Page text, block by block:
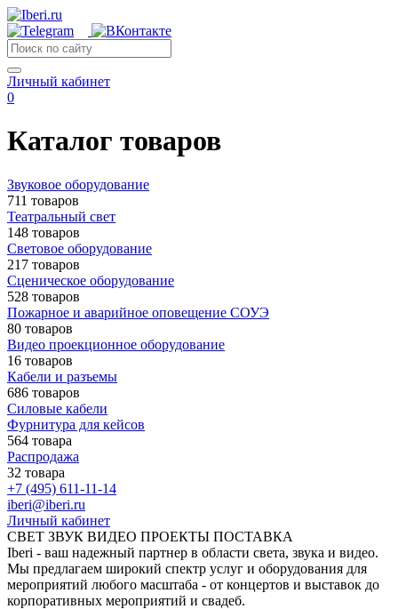
Личный кабинет
0
Каталог товаров
Звуковое оборудование
711 товаров
Театральный свет
148 товаров
Световое оборудование
217 товаров
Сценическое оборудование
528 товаров
Пожарное и аварийное оповещение СОУЭ
80 товаров
Видео проекционное оборудование
16 товаров
Кабели и разъемы
686 товаров
Силовые кабели
Фурнитура для кейсов
564 товара
Распродажа
32 товара
+7 (495) 611-11-14
iberi@iberi.ru
Личный кабинет
СВЕТ ЗВУК ВИДЕО ПРОЕКТЫ ПОСТАВКА
Iberi - ваш надежный партнер в области света, звука и видео.
Мы предлагаем широкий спектр услуг и оборудования для
мероприятий любого масштаба - от концертов и выставок до
корпоративных мероприятий и свадеб.